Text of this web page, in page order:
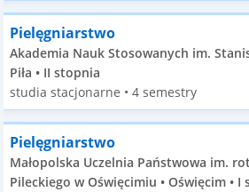
Pielęgniarstwo
Akademia Nauk Stosowanych im.
Piła • II stopnia
studia stacjonarne • 4 semestry
Pielęgniarstwo
Małopolska Uczelnia Państwowa im.
Pileckiego w Oświęcimiu • Oświęcim • I